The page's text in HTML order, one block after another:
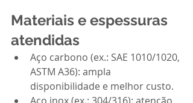
Materiais e espessuras
atendidas
Aço carbono (ex.: SAE 1010/1020,
ASTM A36): ampla
disponibilidade e melhor custo.